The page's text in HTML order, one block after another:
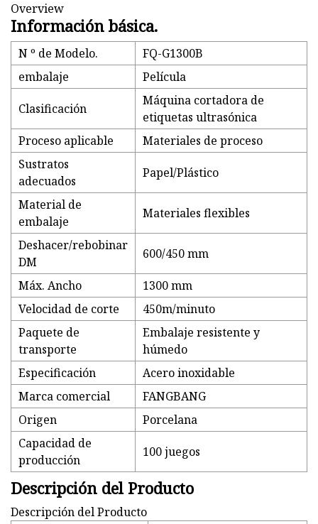
Overview
Información básica.
N º de Modelo.
FQ-G1300B
embalaje
Película
Clasificación
Máquina cortadora de
etiquetas ultrasónica
Proceso aplicable
Materiales de proceso
Sustratos
adecuados
Papel/Plástico
Material de
embalaje
Materiales flexibles
Deshacer/rebobinar
DM
600/450 mm
Máx. Ancho
1300 mm
Velocidad de corte
450m/minuto
Paquete de
transporte
Embalaje resistente y
húmedo
Especificación
Acero inoxidable
Marca comercial
FANGBANG
Origen
Porcelana
Capacidad de
producción
100 juegos
Descripción del Producto
Descripción del Producto